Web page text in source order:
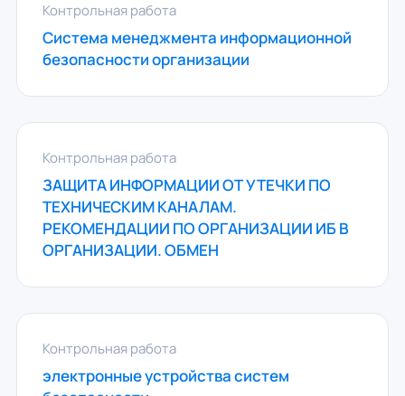
Контрольная работа
Система менеджмента информационной
безопасности организации
Контрольная работа
ЗАЩИТА ИНФОРМАЦИИ ОТ УТЕЧКИ ПО
ТЕХНИЧЕСКИМ КАНАЛАМ.
РЕКОМЕНДАЦИИ ПО ОРГАНИЗАЦИИ ИБ В
ОРГАНИЗАЦИИ. ОБМЕН
Контрольная работа
электронные устройства систем